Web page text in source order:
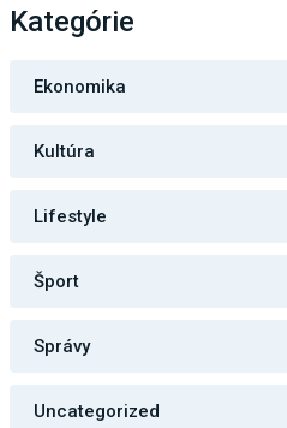
Kategórie
Ekonomika
Kultúra
Lifestyle
Šport
Správy
Uncategorized